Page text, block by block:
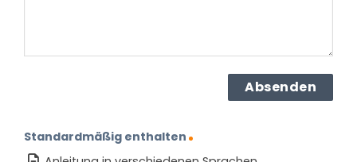
Standardmäßig enthalten